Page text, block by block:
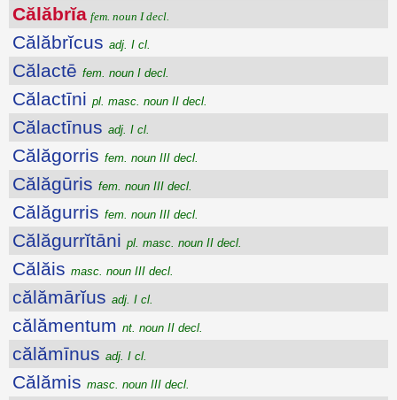
Călăbrĭa fem. noun I decl.
Călăbrĭcus adj. I cl.
Călactē fem. noun I decl.
Călactīni pl. masc. noun II decl.
Călactīnus adj. I cl.
Călăgorris fem. noun III decl.
Călăgūris fem. noun III decl.
Călăgurris fem. noun III decl.
Călăgurrĭtāni pl. masc. noun II decl.
Călăis masc. noun III decl.
călămārĭus adj. I cl.
călămentum nt. noun II decl.
călămīnus adj. I cl.
Călămis masc. noun III decl.